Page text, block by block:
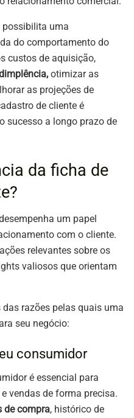
possibilita uma
do comportamento do
custos de aquisição,
otimizar as
as projeções de
de cliente é
sucesso a longo prazo de
da ficha de
um papel
com o cliente.
relevantes sobre os
valiosos que orientam
razões pelas quais uma
seu negócio:
consumidor
é essencial para
vendas de forma precisa.
de compra, histórico de